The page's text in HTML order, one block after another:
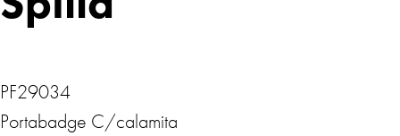
PF29034
Portabadge C/calamita